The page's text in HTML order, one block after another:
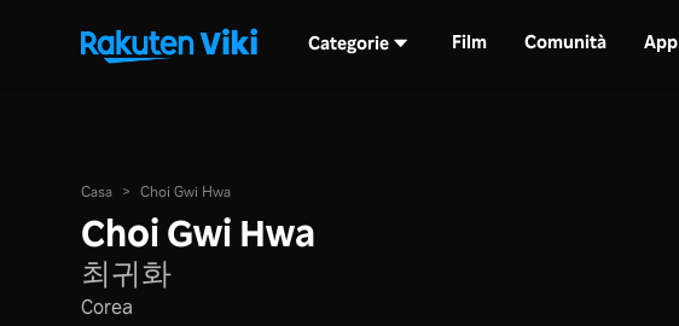
Categorie Film Comunità App
Casa > Choi Gwi Hwa
Choi Gwi Hwa
최귀화
Corea